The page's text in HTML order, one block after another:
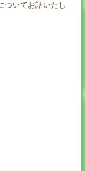
ついてお話いたし